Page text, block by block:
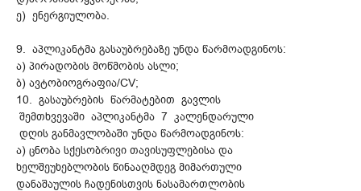
ე) ენერგიულობა.
9. აპლიკანტმა გასაუბრებაზე უნდა წარმოადგინოს:
ა) პირადობის მოწმობის ასლი;
ბ) ავტობიოგრაფია/CV;
10. გასაუბრების წარმატებით გავლის
შემთხვევაში აპლიკანტმა 7 კალენდარული
დღის განმავლობაში უნდა წარმოადგინოს:
ა) ცნობა სქესობრივი თავისუფლებისა და
ხელშეუხებლობის წინააღმდეგ მიმართული
დანაშაულის ჩადენისთვის ნასამართლობის